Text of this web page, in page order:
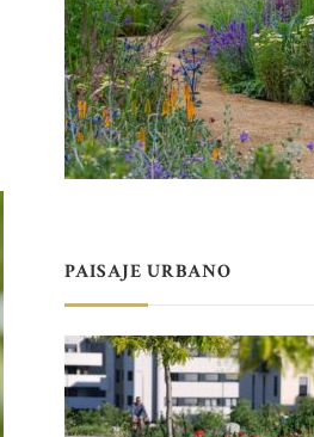
PAISAJE URBANO